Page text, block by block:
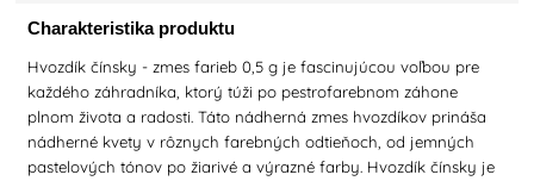
Charakteristika produktu
Hvozdík čínsky - zmes farieb 0,5 g je fascinujúcou voľbou pre
každého záhradníka, ktorý túži po pestrofarebnom záhone
plnom života a radosti. Táto nádherná zmes hvozdíkov prináša
nádherné kvety v rôznych farebných odtieňoch, od jemných
pastelových tónov po žiarivé a výrazné farby. Hvozdík čínsky je